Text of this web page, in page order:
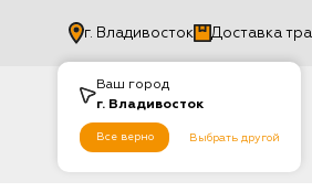
Ваш город
г. Владивосток
Все верно Выбрать другой
г. Владивосток Доставка